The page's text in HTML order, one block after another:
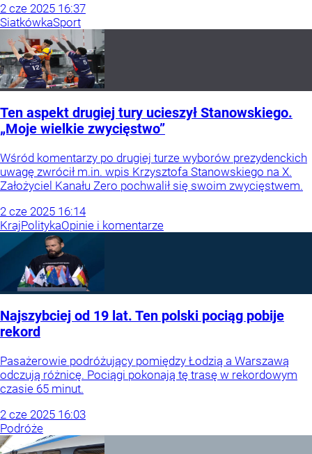
2 cze 2025 16:37
SiatkówkaSport
Ten aspekt drugiej tury ucieszył Stanowskiego.
„Moje wielkie zwycięstwo”
Wśród komentarzy po drugiej turze wyborów prezydenckich
uwagę zwrócił m.in. wpis Krzysztofa Stanowskiego na X.
Założyciel Kanału Zero pochwalił się swoim zwycięstwem.
2 cze 2025 16:14
KrajPolitykaOpinie i komentarze
Najszybciej od 19 lat. Ten polski pociąg pobije
rekord
Pasażerowie podróżujący pomiędzy Łodzią a Warszawą
odczują różnicę. Pociągi pokonają tę trasę w rekordowym
czasie 65 minut.
2 cze 2025 16:03
Podróże